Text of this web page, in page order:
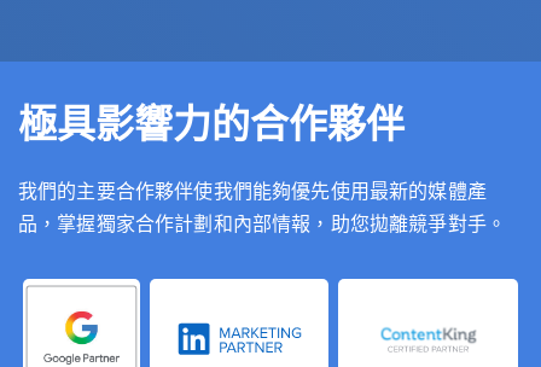
極具影響力的合作夥伴
我們的主要合作夥伴使我們能夠優先使用最新的媒體產
品，掌握獨家合作計劃和內部情報，助您拋離競爭對手。